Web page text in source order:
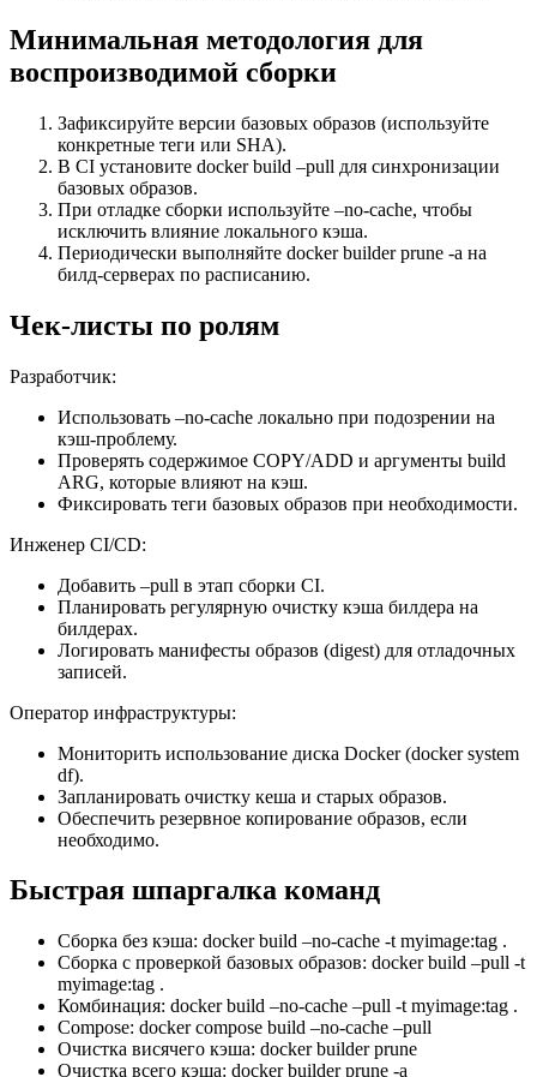
Минимальная методология для
воспроизводимой сборки
Зафиксируйте версии базовых образов (используйте
конкретные теги или SHA).
В CI установите docker build –pull для синхронизации
базовых образов.
При отладке сборки используйте –no-cache, чтобы
исключить влияние локального кэша.
Периодически выполняйте docker builder prune -a на
билд-серверах по расписанию.
Чек-листы по ролям
Разработчик:
Использовать –no-cache локально при подозрении на
кэш-проблему.
Проверять содержимое COPY/ADD и аргументы build
ARG, которые влияют на кэш.
Фиксировать теги базовых образов при необходимости.
Инженер CI/CD:
Добавить –pull в этап сборки CI.
Планировать регулярную очистку кэша билдера на
билдерах.
Логировать манифесты образов (digest) для отладочных
записей.
Оператор инфраструктуры:
Мониторить использование диска Docker (docker system
df).
Запланировать очистку кеша и старых образов.
Обеспечить резервное копирование образов, если
необходимо.
Быстрая шпаргалка команд
Сборка без кэша: docker build –no-cache -t myimage:tag .
Сборка с проверкой базовых образов: docker build –pull -t
myimage:tag .
Комбинация: docker build –no-cache –pull -t myimage:tag .
Compose: docker compose build –no-cache –pull
Очистка висячего кэша: docker builder prune
Очистка всего кэша: docker builder prune -a